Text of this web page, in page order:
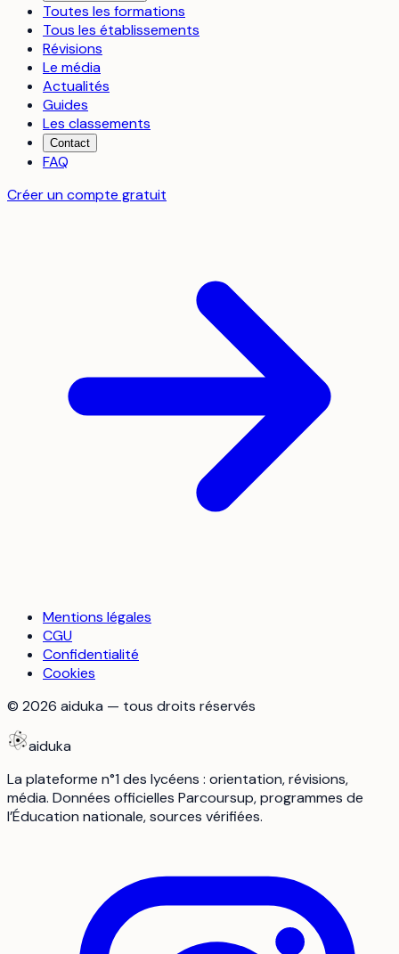
Toutes les formations
Tous les établissements
Révisions
Le média
Actualités
Guides
Les classements
Contact
FAQ
Créer un compte gratuit
Mentions légales
CGU
Confidentialité
Cookies
© 2026 aiduka — tous droits réservés
aiduka
La plateforme n°1 des lycéens : orientation, révisions,
média. Données officielles Parcoursup, programmes de
l’Éducation nationale, sources vérifiées.